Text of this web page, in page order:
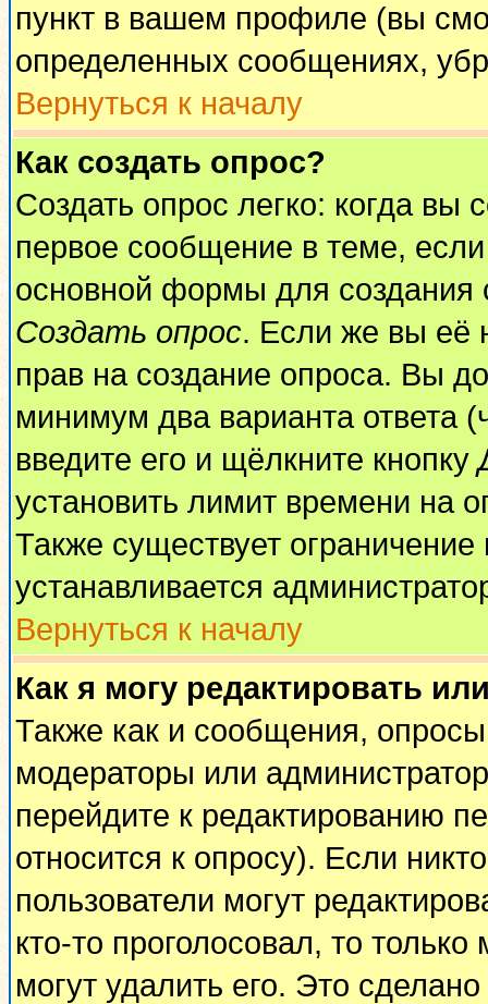
пункт в вашем профиле (вы
определенных сообщениях,
Вернуться к началу
Как создать опрос?
Создать опрос легко: когда вы
первое сообщение в теме,
основной формы для
Создать опрос. Если же вы её
прав на создание опроса. Вы
минимум два варианта ответа
введите его и щёлкните кнопку
установить лимит времени на
Также существует ограничение
устанавливается
Вернуться к началу
Как я могу редактировать
Также как и сообщения, опросы
модераторы или
перейдите к редактированию
относится к опросу). Если
пользователи могут
кто-то проголосовал, то
могут удалить его. Это